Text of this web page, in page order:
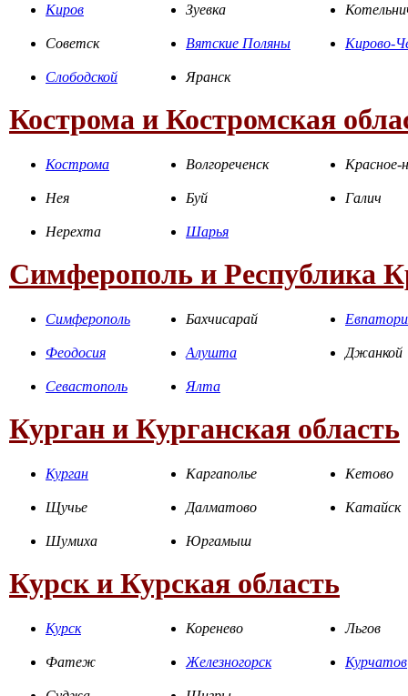
Киров Зуевка
Советск Вятские Поляны Кирово-
Слободской Яранск
Кострома и Костромская
Кострома Волгореченск Красное-
Нея Буй Галич
Нерехта Шарья
Симферополь и Республика
Симферополь Бахчисарай
Феодосия Алушта Джанкой
Севастополь Ялта
Курган и Курганская область
Курган Каргаполье Кетово
Щучье Далматово Катайск
Шумиха Юргамыш
Курск и Курская область
Курск Коренево Льгов
Фатеж Железногорск Курчатов